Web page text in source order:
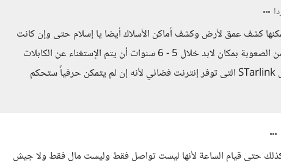
كشف عمق لأرض وكشف أماكن الأسلاك أيضا يا إسلام حتى وإن كانت
على عمق أليس كذلك؟! ففكرة الأسلاك هذه من الصعوبة بمكان لابد خلال 5 - 6 سنوات أن يتم الإستغناء عن الكابلات
بالكامل وأظن أنه لابد وأن يكون هناك بديل ل STarlink التى توفر إنترنت فضائي لأنه إن لم يتمكن حرفياً ستحكم
حتى قيام الساعة لأنها ليست تواصل فقط وليست مال فقط ولا جيش